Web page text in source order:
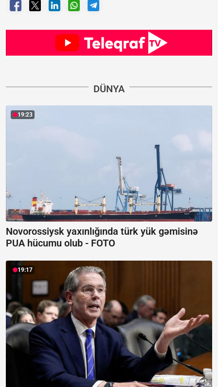
DÜNYA
19:23
Novorossiysk yaxınlığında türk yük gəmisinə
PUA hücumu olub - FOTO
19:17